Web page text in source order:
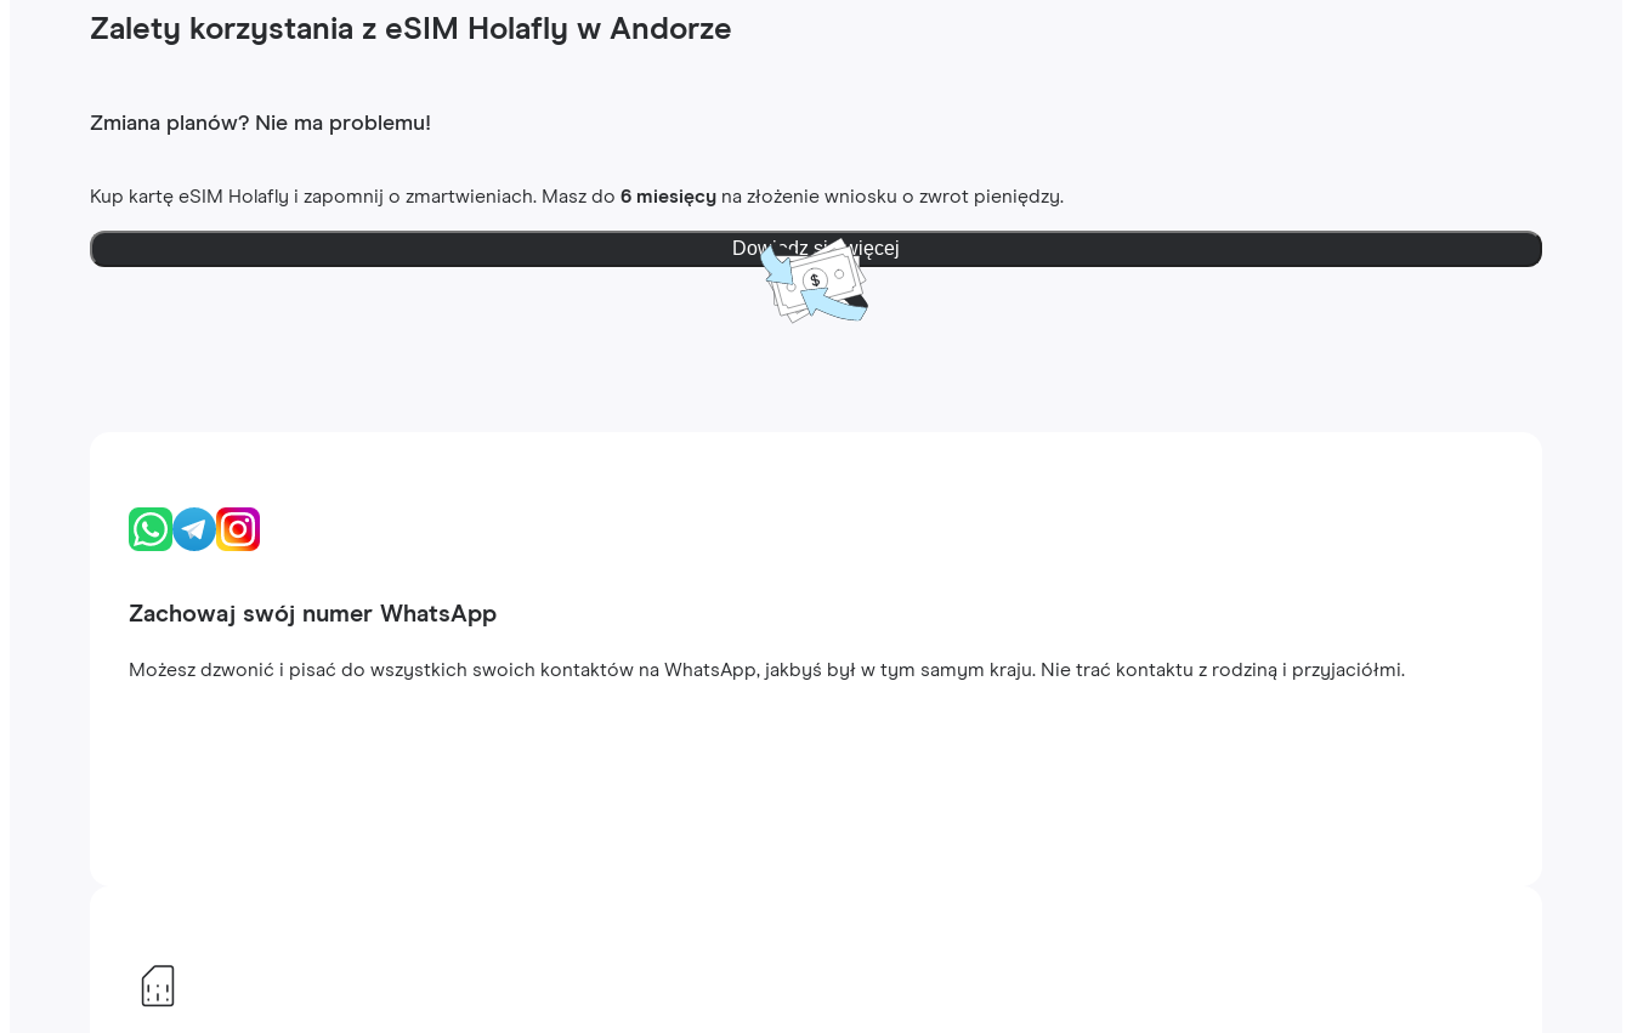
Zalety korzystania z eSIM Holafly w Andorze
Zmiana planów? Nie ma problemu!
Kup kartę eSIM Holafly i zapomnij o zmartwieniach. Masz do6 miesięcy na złożenie wniosku o zwrot pieniędzy.
Dowiedz się więcej
Zachowaj swój numer WhatsApp
Możesz dzwonić i pisać do wszystkich swoich kontaktów na WhatsApp, jakbyś był w tym samym kraju. Nie trać kontaktu z rodziną i przyjaciółmi.